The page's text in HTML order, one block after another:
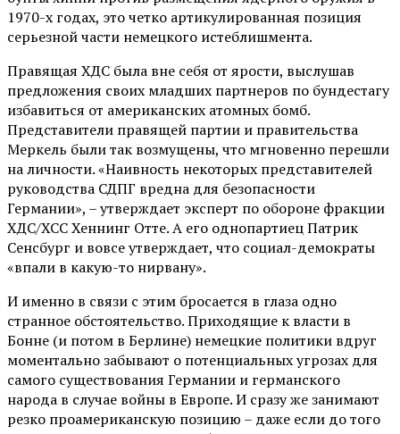
1970-х годах, это четко артикулированная позиция
серьезной части немецкого истеблишмента.
Правящая ХДС была вне себя от ярости, выслушав
предложения своих младших партнеров по бундестагу
избавиться от американских атомных бомб.
Представители правящей партии и правительства
Меркель были так возмущены, что мгновенно перешли
на личности. «Наивность некоторых представителей
руководства СДПГ вредна для безопасности
Германии», – утверждает эксперт по обороне фракции
ХДС/ХСС Хеннинг Отте. А его однопартиец Патрик
Сенсбург и вовсе утверждает, что социал-демократы
«впали в какую-то нирвану».
И именно в связи с этим бросается в глаза одно
странное обстоятельство. Приходящие к власти в
Бонне (и потом в Берлине) немецкие политики вдруг
моментально забывают о потенциальных угрозах для
самого существования Германии и германского
народа в случае войны в Европе. И сразу же занимают
резко проамериканскую позицию – даже если до того